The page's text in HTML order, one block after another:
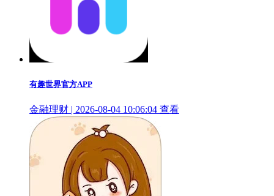
有趣世界官方APP
金融理财 | 2026-08-04 10:06:04 查看